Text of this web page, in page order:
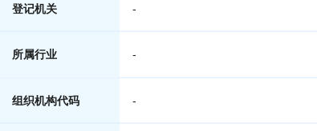
登记机关 -
所属行业 -
组织机构代码 -